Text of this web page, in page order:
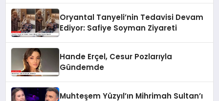
Oryantal Tanyeli’nin Tedavisi Devam
Ediyor: Safiye Soyman Ziyareti
Hande Erçel, Cesur Pozlarıyla
Gündemde
Muhteşem Yüzyıl’ın Mihrimah Sultan’ı